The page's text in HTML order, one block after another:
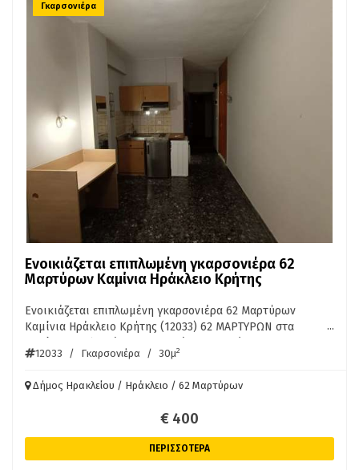
Γκαρσονιέρα
Ενοικιάζεται επιπλωμένη γκαρσονιέρα 62
Μαρτύρων Καμίνια Ηράκλειο Κρήτης
Ενοικιάζεται επιπλωμένη γκαρσονιέρα 62 Μαρτύρων
Καμίνια Ηράκλειο Κρήτης (12033) 62 ΜΑΡΤΥΡΩΝ στα
κλιματισμός, μπαλκόνι, δίνεται μόνο σε φοιτητές. Ενοίκιο
ΚΡΗΤΗΣ ΠΕΤΡΑΚΗΣ 6976754100
...
12033 / Γκαρσονιέρα / 30μ2
Δήμος Ηρακλείου / Ηράκλειο / 62 Μαρτύρων
€ 400
ΠΕΡΙΣΣΟΤΕΡΑ